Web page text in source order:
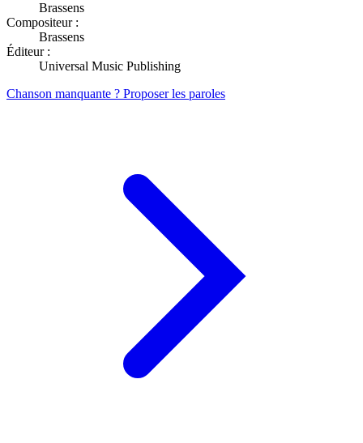
Brassens
Compositeur :
Brassens
Éditeur :
Universal Music Publishing
Chanson manquante ? Proposer les paroles